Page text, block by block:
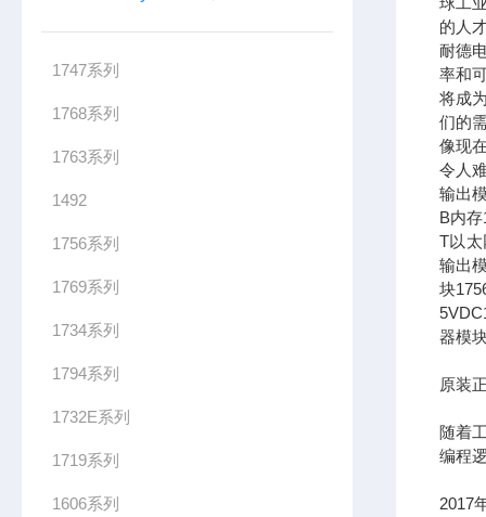
1747系列
1768系列
1763系列
1492
1756系列
1769系列
1734系列
1794系列
1732E系列
1719系列
1606系列
的人
耐德
率和
将成
们的
像现
令人
输出
B内
T以太
输出
块
器模
原装
随着
编程
2017